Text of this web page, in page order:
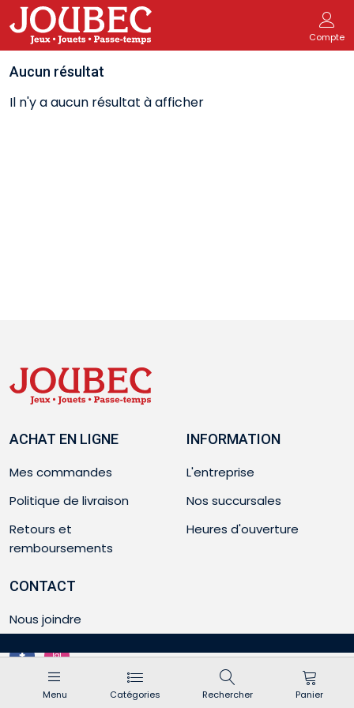
Compte
Menu Catégories Rechercher Panier
Aucun résultat
Il n'y a aucun résultat à afficher
ACHAT EN LIGNE
Mes commandes
Politique de livraison
Retours et
remboursements
INFORMATION
L'entreprise
Nos succursales
Heures d'ouverture
CONTACT
Nous joindre